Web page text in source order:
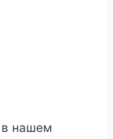
в нашем